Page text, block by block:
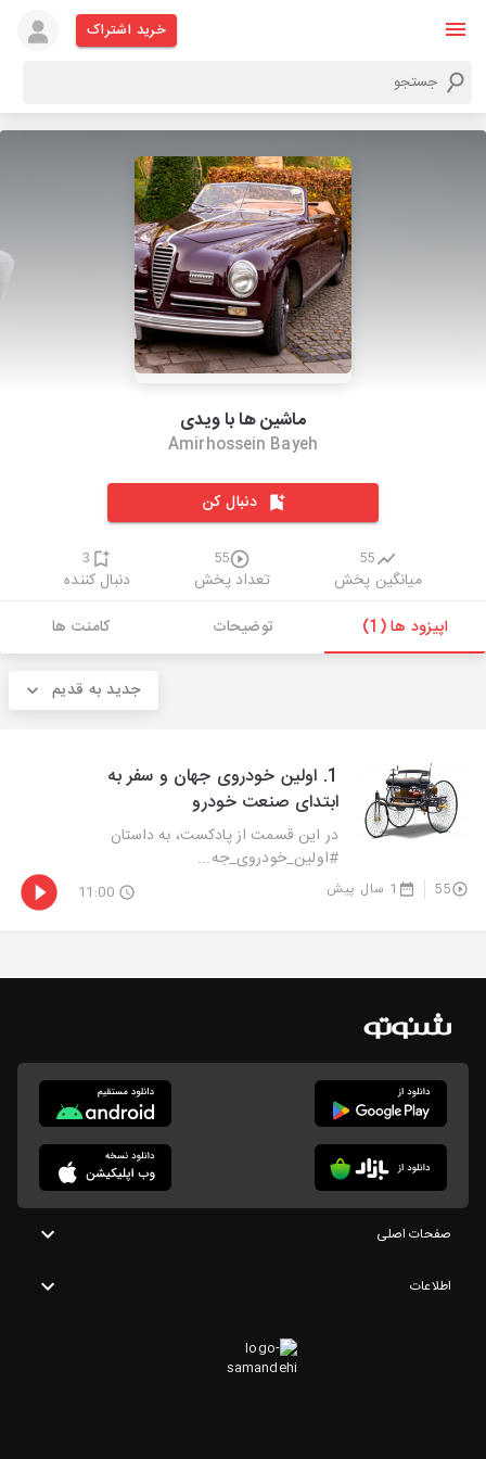
خرید اشتراک
ماشین ها با ویدی
Amirhossein Bayeh
دنبال کن
55
میانگین پخش
55
تعداد پخش
3
دنبال کننده
اپیزود ها (1)
توضیحات کامنت ها
جدید به قدیم
1. اولین خودروی جهان و سفر به
ابتدای صنعت خودرو
در این قسمت از پادکست، به داستان
#اولین_خودروی_جه...
55 1 سال پیش 11:00
صفحات اصلی
اطلاعات